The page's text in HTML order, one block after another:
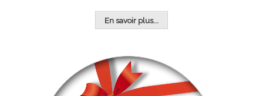
En savoir plus...